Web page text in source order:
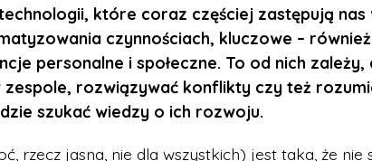
które coraz częściej zastępują
czynnościach, kluczowe –
personalne i społeczne. To od nich
zespole, rozwiązywać konflikty czy też
szukać wiedzy o ich rozwoju.
rzecz jasna, nie dla wszystkich) jest taka, że nie